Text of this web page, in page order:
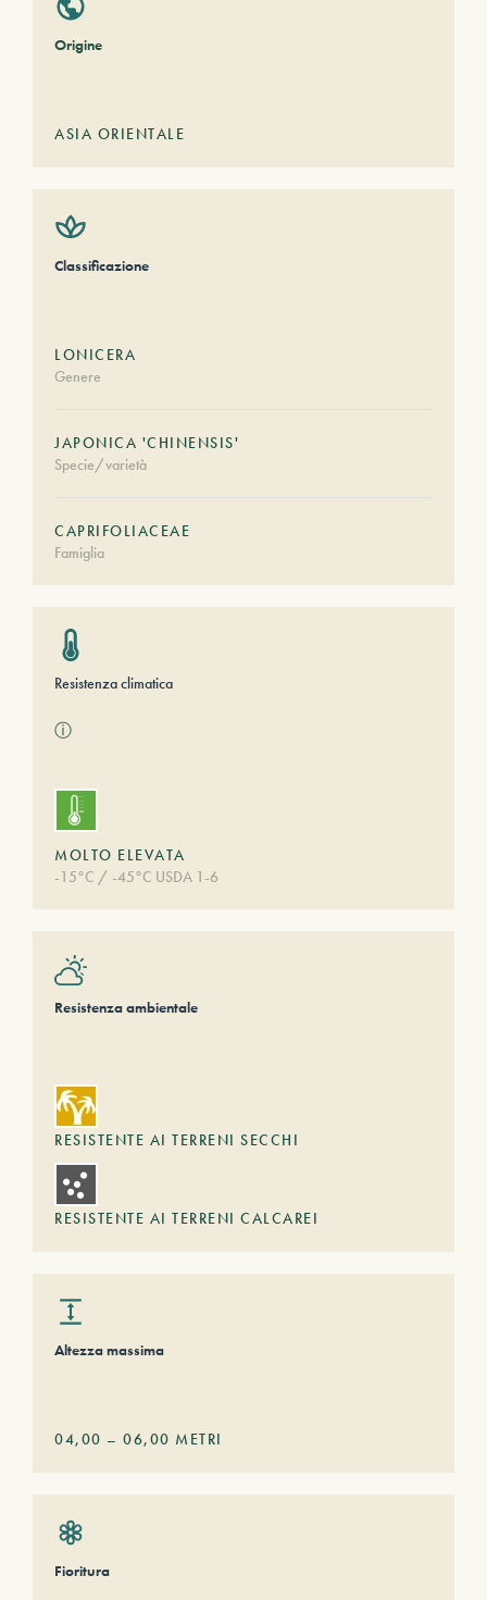
Origine
ASIA ORIENTALE
Classificazione
LONICERA
Genere
JAPONICA 'CHINENSIS'
Specie/varietà
CAPRIFOLIACEAE
Famiglia
Resistenza climatica
ⓘ
MOLTO ELEVATA
-15°C / -45°C USDA 1-6
Resistenza ambientale
RESISTENTE AI TERRENI SECCHI
RESISTENTE AI TERRENI CALCAREI
Altezza massima
04,00 – 06,00 METRI
Fioritura